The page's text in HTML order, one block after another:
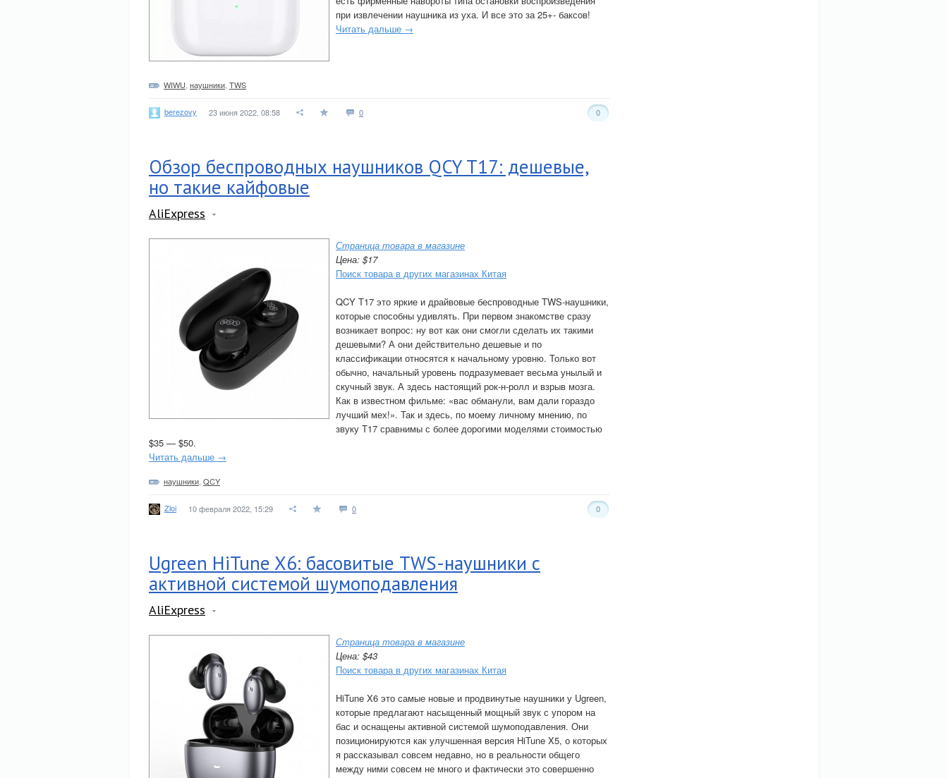
при извлечении наушника из уха. И все это за 25+- баксов!
Читать дальше →
WIWU наушники TWS
berezovy 23 июня 2022, 08:58 0 0
Обзор беспроводных наушников QCY T17: дешевые,
но такие кайфовые
AliExpress
Страница товара в магазине
Цена: $17
Поиск товара в других магазинах Китая
QCY T17 это яркие и драйвовые беспроводные TWS-наушники,
которые способны удивлять. При первом знакомстве сразу
возникает вопрос: ну вот как они смогли сделать их такими
дешевыми? А они действительно дешевые и по
классификации относятся к начальному уровню. Только вот
обычно, начальный уровень подразумевает весьма унылый и
скучный звук. А здесь настоящий рок-н-ролл и взрыв мозга.
Как в известном фильме: «вас обманули, вам дали гораздо
лучший мех!». Так и здесь, по моему личному мнению, по
звуку T17 сравнимы с более дорогими моделями стоимостью
$35 — $50.
Читать дальше →
наушники QCY
Zloi 10 февраля 2022, 15:29 0 0
Ugreen HiTune X6: басовитые TWS-наушники с
активной системой шумоподавления
AliExpress
Страница товара в магазине
Цена: $43
Поиск товара в других магазинах Китая
HiTune X6 это самые новые и продвинутые наушники у Ugreen,
которые предлагают насыщенный мощный звук с упором на
бас и оснащены активной системой шумоподавления. Они
позиционируются как улучшенная версия HiTune X5, о которых
я рассказывал совсем недавно, но в реальности общего
между ними совсем не много и фактически это совершенно